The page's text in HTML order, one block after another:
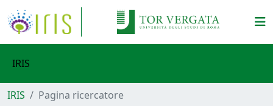
IRIS
IRIS Pagina ricercatore